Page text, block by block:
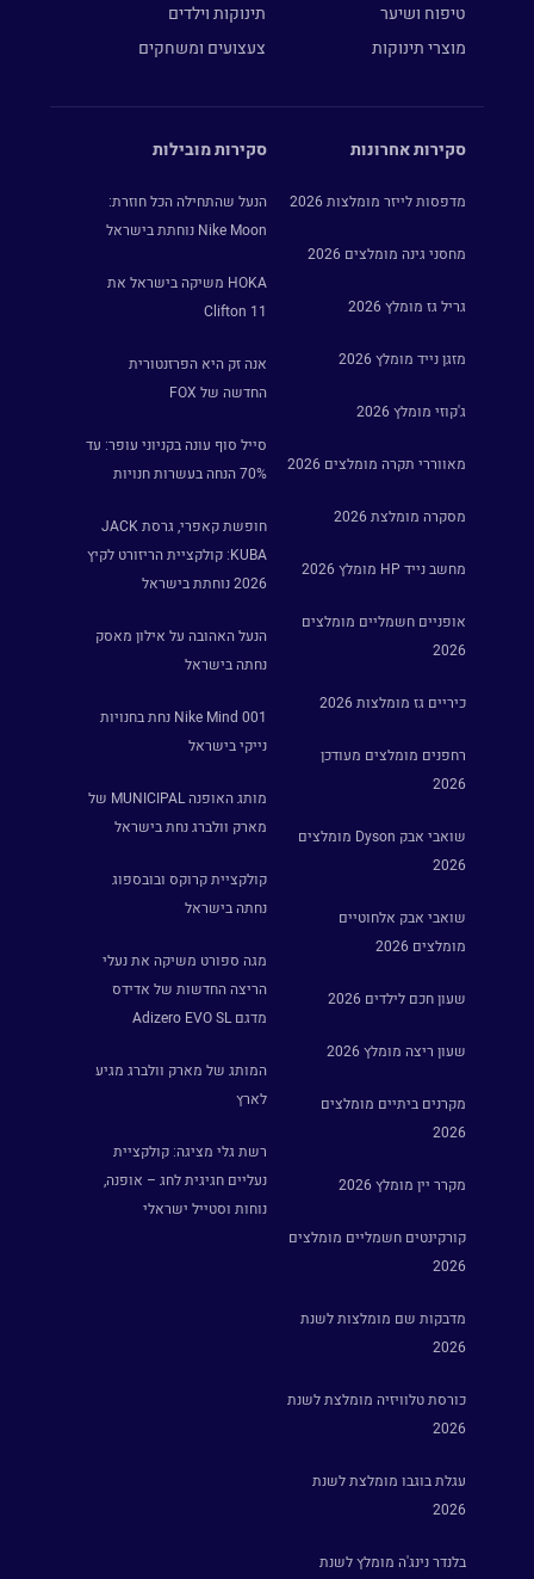
טיפוח ושיער
תינוקות וילדים
מוצרי תינוקות
צעצועים ומשחקים
סקירות אחרונות
מדפסות לייזר מומלצות 2026
מחסני גינה מומלצים 2026
גריל גז מומלץ 2026
מזגן נייד מומלץ 2026
ג'קוזי מומלץ 2026
מאווררי תקרה מומלצים 2026
מסקרה מומלצת 2026
מחשב נייד HP מומלץ 2026
אופניים חשמליים מומלצים
2026
כיריים גז מומלצות 2026
רחפנים מומלצים מעודכן
2026
שואבי אבק Dyson מומלצים
2026
שואבי אבק אלחוטיים
מומלצים 2026
שעון חכם לילדים 2026
שעון ריצה מומלץ 2026
מקרנים ביתיים מומלצים
2026
מקרר יין מומלץ 2026
קורקינטים חשמליים מומלצים
2026
מדבקות שם מומלצות לשנת
2026
כורסת טלוויזיה מומלצת לשנת
2026
עגלת בוגבו מומלצת לשנת
2026
בלנדר נינג'ה מומלץ לשנת
סקירות מובילות
הנעל שהתחילה הכל חוזרת:
Nike Moon נוחתת בישראל
HOKA משיקה בישראל את
Clifton 11
אנה זק היא הפרזנטורית
החדשה של FOX
סייל סוף עונה בקניוני עופר: עד
70% הנחה בעשרות חנויות
חופשת קאפרי, גרסת JACK
KUBA: קולקציית הריזורט לקיץ
2026 נוחתת בישראל
הנעל האהובה על אילון מאסק
נחתה בישראל
Nike Mind 001 נחת בחנויות
נייקי בישראל
מותג האופנה MUNICIPAL של
מארק וולברג נחת בישראל
קולקציית קרוקס ובובספוג
נחתה בישראל
מגה ספורט משיקה את נעלי
הריצה החדשות של אדידס
מדגם Adizero EVO SL
המותג של מארק וולברג מגיע
לארץ
רשת גלי מציגה: קולקציית
נעליים חגיגית לחג – אופנה,
נוחות וסטייל ישראלי